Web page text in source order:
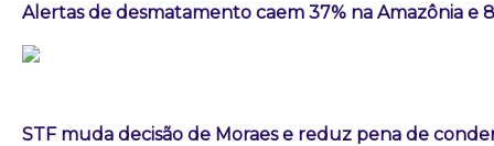
Alertas de desmatamento caem 37% na Amazônia e
STF muda decisão de Moraes e reduz pena de